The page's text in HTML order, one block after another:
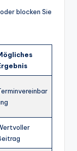
blocken Sie